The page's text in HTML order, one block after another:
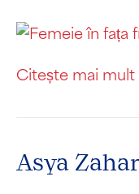
Citește mai mult
Asya